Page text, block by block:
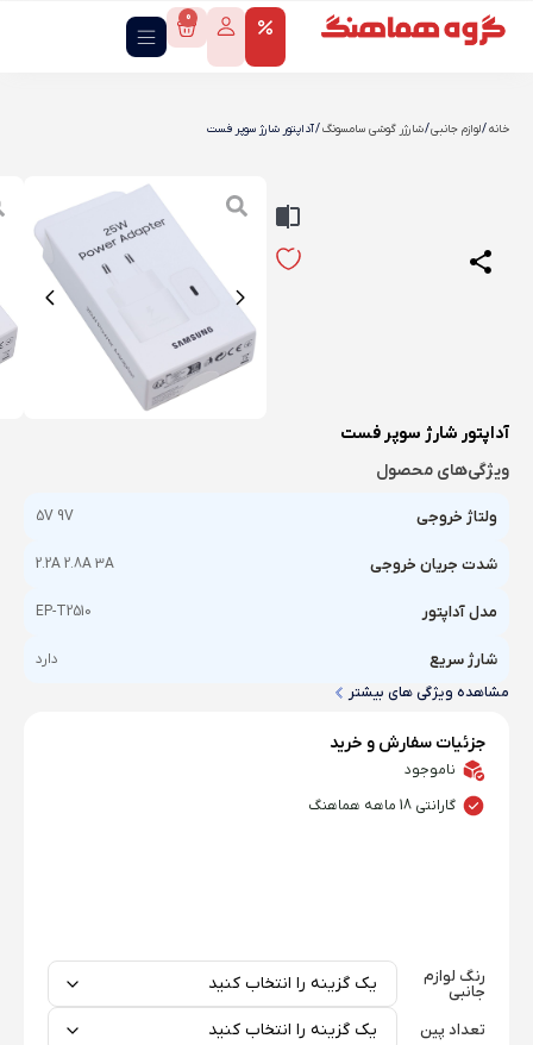
0
خانه/لوازم جانبی/شارژر گوشی سامسونگ/ آداپتور شارژ سوپر فست
آداپتور شارژ سوپر فست
ویژگی‌های محصول
ولتاژ خروجی 5V 9V
شدت جریان خروجی 2.2A 2.8A 3A
مدل آداپتور EP-T2510
شارژ سریع
دارد
مشاهده ویژگی های بیشتر
جزئیات سفارش و خرید
ناموجود
گارانتی 18 ماهه هماهنگ
رنگ لوازم
جانبی
تعداد پین